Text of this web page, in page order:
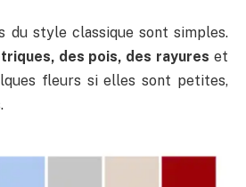
du style classique sont simples.
des pois, des rayures et
fleurs si elles sont petites,